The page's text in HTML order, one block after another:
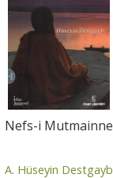
Nefs-i Mutmainne
A. Hüseyin Destgayb